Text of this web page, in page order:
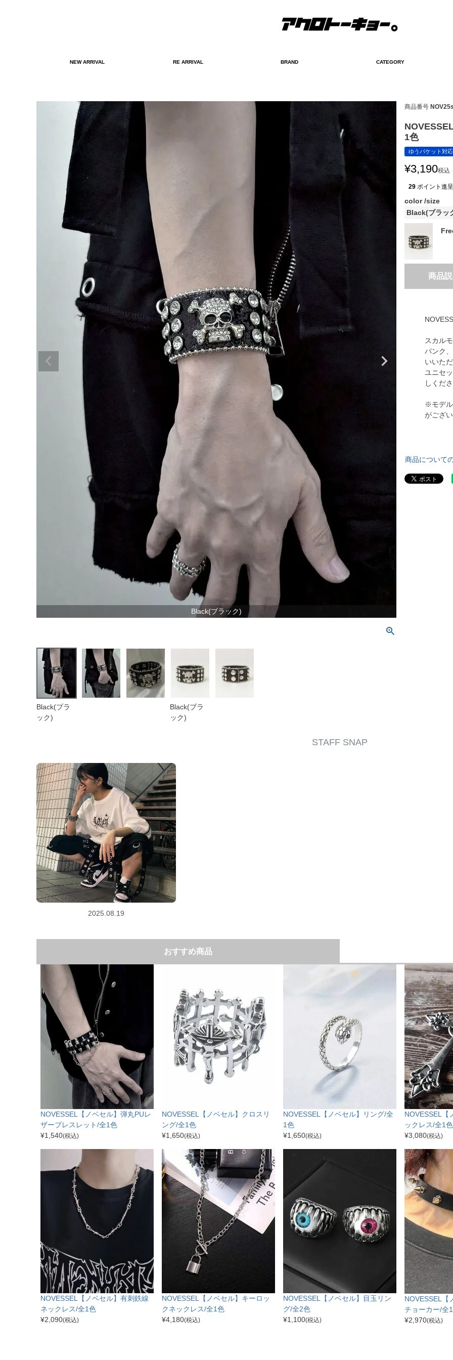
NEW ARRIVAL RE ARRIVAL BRAND CATEGORY
Black(ブラック)
Black(ブラ
ック)
Black(ブラ
ック)
商品番号
1色
ゆうパケット対応
¥3,190税込
29 ポイント進呈
color size
Black(ブラッ
商品説
スカル
パンク
いいただ
ユニセ
しくださ
※モデル
がござい
商品について
STAFF SNAP
2025.08.19
おすすめ商品
NOVESSEL【ノベセル】弾丸PUレ
ザーブレスレット/全1色
¥1,540(税込)
NOVESSEL【ノベセル】クロスリ
ング/全1色
¥1,650(税込)
NOVESSEL【ノベセル】リング/全
1色
¥1,650(税込)
NOVESSEL【
ックレス/全1色
¥3,080(税込)
NOVESSEL【ノベセル】有刺鉄線
ネックレス/全1色
¥2,090(税込)
NOVESSEL【ノベセル】キーロッ
クネックレス/全1色
¥4,180(税込)
NOVESSEL【ノベセル】目玉リン
グ/全2色
¥1,100(税込)
NOVESSEL【
チョーカー/全
¥2,970(税込)